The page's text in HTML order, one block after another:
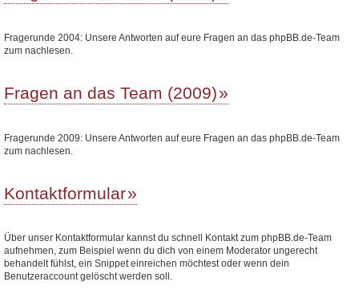
Fragerunde 2004: Unsere Antworten auf eure Fragen an das phpBB.de-Team
zum nachlesen.
Fragen an das Team (2009)
Fragerunde 2009: Unsere Antworten auf eure Fragen an das phpBB.de-Team
zum nachlesen.
Kontaktformular
Über unser Kontaktformular kannst du schnell Kontakt zum phpBB.de-Team
aufnehmen, zum Beispiel wenn du dich von einem Moderator ungerecht
behandelt fühlst, ein Snippet einreichen möchtest oder wenn dein
Benutzeraccount gelöscht werden soll.